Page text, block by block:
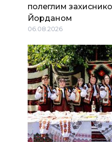
полеглим
Йорданом
06.08.2026